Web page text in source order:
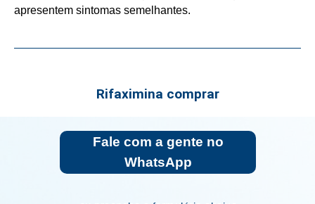
apresentem sintomas semelhantes.
Rifaximina comprar
Fale com a gente no
WhatsApp